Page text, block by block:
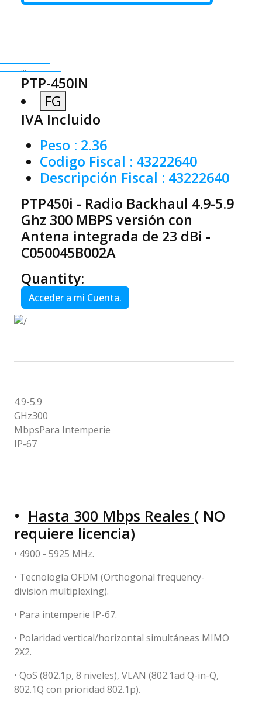
...
PTP-450IN
FG
IVA Incluido
Peso : 2.36
Codigo Fiscal : 43222640
Descripción Fiscal : 43222640
PTP450i - Radio Backhaul 4.9-5.9
Ghz 300 MBPS versión con
Antena integrada de 23 dBi -
C050045B002A
Quantity:
Acceder a mi Cuenta.
4.9-5.9
GHz300
MbpsPara Intemperie
IP-67
• Hasta 300 Mbps Reales ( NO
requiere licencia)
• 4900 - 5925 MHz.
• Tecnología OFDM (Orthogonal frequency-
division multiplexing).
• Para intemperie IP-67.
• Polaridad vertical/horizontal simultáneas MIMO
2X2.
• QoS (802.1p, 8 niveles), VLAN (802.1ad Q-in-Q,
802.1Q con prioridad 802.1p).